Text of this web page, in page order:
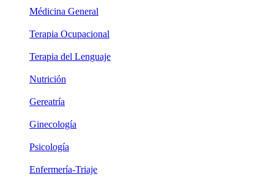
Médicina General
Terapia Ocupacional
Terapia del Lenguaje
Nutrición
Gereatría
Ginecología
Psicología
Enfermería-Triaje